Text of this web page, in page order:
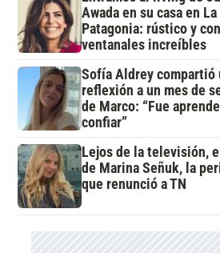
Awada en su casa en La
Patagonia: rústico y con
ventanales increíbles
Sofía Aldrey compartió
reflexión a un mes de
de Marco: “Fue
confiar”
Lejos de la televisión,
de Marina Señuk, la
que renunció a TN